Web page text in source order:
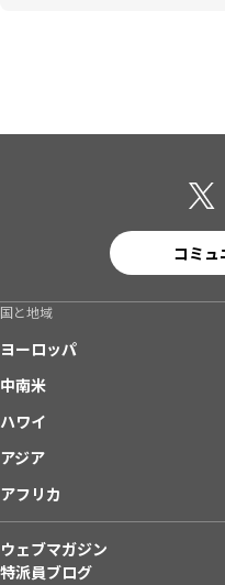
コミュ
国と地域
ヨーロッパ
中南米
ハワイ
アジア
アフリカ
ウェブマガジン
特派員ブログ